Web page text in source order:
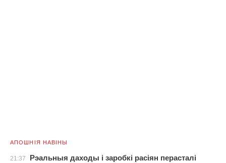
АПОШНІЯ НАВІНЫ
21:37
Рэальныя даходы і заробкі расіян перасталі